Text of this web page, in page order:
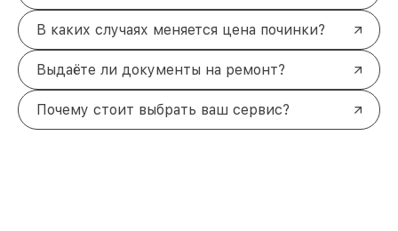
В каких случаях меняется цена починки?
Выдаёте ли документы на ремонт?
Почему стоит выбрать ваш сервис?